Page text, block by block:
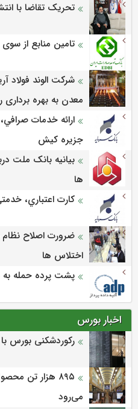
تحریک تقاضا با
تامین منابع از
شرکت الوند فولاد
معدن به بهره برداری
ارائه خدمات
جزيره كيش
بیانیه بانک ملت
ها
كارت اعتباري،
ضرورت اصلاح نظام
اختلاس ها
پشت پرده حمله
اخبار بورس
رکوردشکنی بورس با جذب ۶.۲ همت
۸۹۵ هزار تن
می‌‌رود